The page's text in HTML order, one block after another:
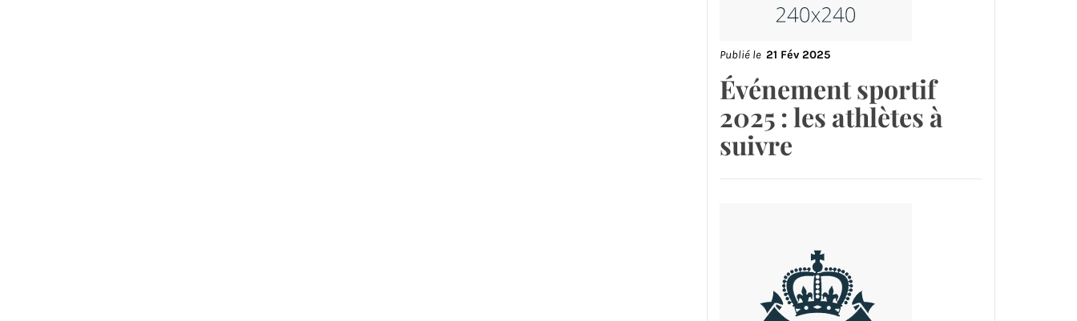
Publié le 21 Fév 2025
Événement sportif
2025 : les athlètes à
suivre